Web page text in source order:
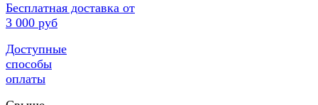
Бесплатная доставка от
3 000 руб
Доступные
способы
оплаты